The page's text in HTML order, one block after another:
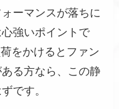
ーマンスが落ちに
強いポイントで
をかけるとファン
る方なら、この静
です。